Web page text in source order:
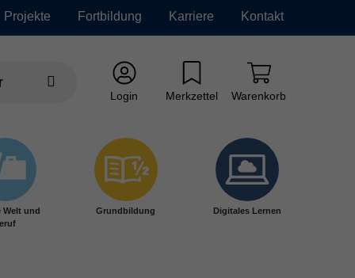
Projekte Fortbildung Karriere Kontakt
Login Merkzettel Warenkorb
Welt und
Grundbildung Digitales Lernen